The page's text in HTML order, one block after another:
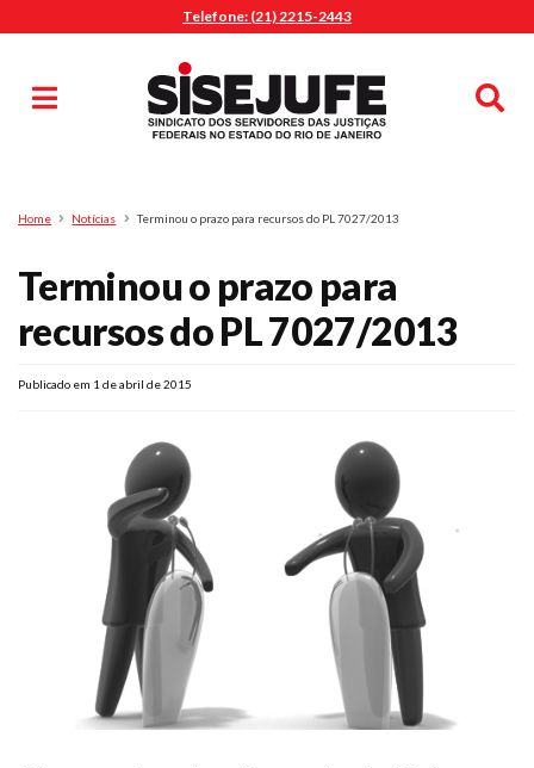
Telefone: (21) 2215-2443
Pesquisa
Home Notícias Terminou o prazo para recursos do PL 7027/2013
Terminou o prazo para
recursos do PL 7027/2013
Publicado em 1 de abril de 2015
MENU
Sindicalize-se
Diretoria
O Sindicato
Agenda
Casa do Alto
Nossos Convênios
Gympass Wellhub
Seguro Auto
Plano de Saúde
Assistência Funeral
Pós-graduação
FacebookInstagramTwitter TikTok Whatsapp